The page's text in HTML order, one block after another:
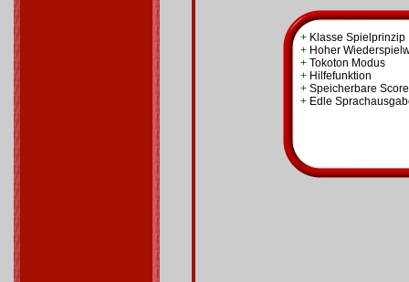
+ Klasse Spielprinzip
+ Hoher
+ Tokoton Modus
+ Hilfefunktion
+ Speicherbare
+ Edle